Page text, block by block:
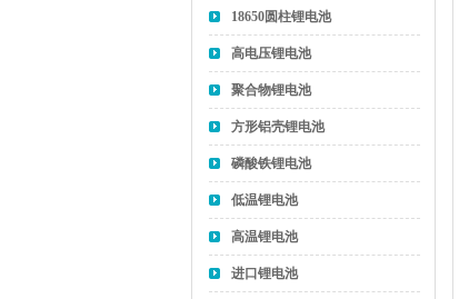
18650圆柱锂电池
高电压锂电池
聚合物锂电池
方形铝壳锂电池
磷酸铁锂电池
低温锂电池
高温锂电池
进口锂电池